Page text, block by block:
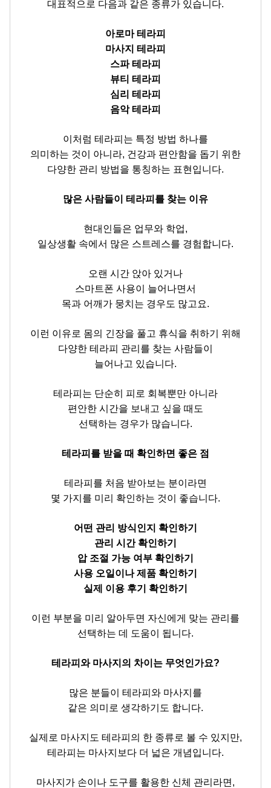
대표적으로 다음과 같은 종류가 있습니다.
아로마 테라피
마사지 테라피
스파 테라피
뷰티 테라피
심리 테라피
음악 테라피
이처럼 테라피는 특정 방법 하나를
의미하는 것이 아니라, 건강과 편안함을 돕기 위한
다양한 관리 방법을 통칭하는 표현입니다.
많은 사람들이 테라피를 찾는 이유
현대인들은 업무와 학업,
일상생활 속에서 많은 스트레스를 경험합니다.
오랜 시간 앉아 있거나
스마트폰 사용이 늘어나면서
목과 어깨가 뭉치는 경우도 많고요.
이런 이유로 몸의 긴장을 풀고 휴식을 취하기 위해
다양한 테라피 관리를 찾는 사람들이
늘어나고 있습니다.
테라피는 단순히 피로 회복뿐만 아니라
편안한 시간을 보내고 싶을 때도
선택하는 경우가 많습니다.
테라피를 받을 때 확인하면 좋은 점
테라피를 처음 받아보는 분이라면
몇 가지를 미리 확인하는 것이 좋습니다.
어떤 관리 방식인지 확인하기
관리 시간 확인하기
압 조절 가능 여부 확인하기
사용 오일이나 제품 확인하기
실제 이용 후기 확인하기
이런 부분을 미리 알아두면 자신에게 맞는 관리를
선택하는 데 도움이 됩니다.
테라피와 마사지의 차이는 무엇인가요?
많은 분들이 테라피와 마사지를
같은 의미로 생각하기도 합니다.
실제로 마사지도 테라피의 한 종류로 볼 수 있지만,
테라피는 마사지보다 더 넓은 개념입니다.
마사지가 손이나 도구를 활용한 신체 관리라면,